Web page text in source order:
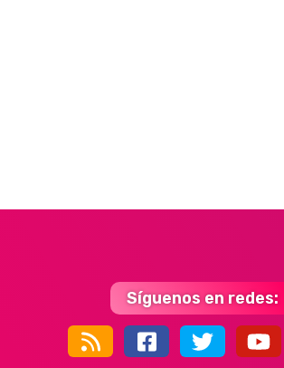
Síguenos en redes:
44k 9k 35k